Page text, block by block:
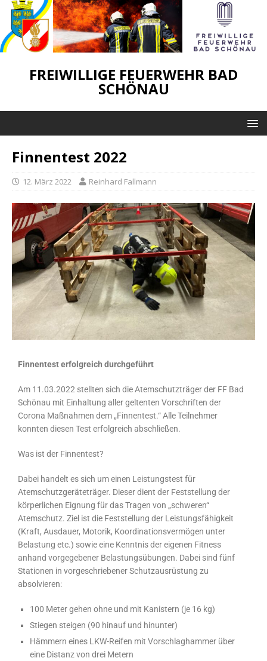
FREIWILLIGE FEUERWEHR BAD
SCHÖNAU
Finnentest 2022
12. März 2022 Reinhard Fallmann
Finnentest erfolgreich durchgeführt
Am 11.03.2022 stellten sich die Atemschutzträger der FF Bad
Schönau mit Einhaltung aller geltenten Vorschriften der
Corona Maßnahmen dem „Finnentest.“ Alle Teilnehmer
konnten diesen Test erfolgreich abschließen.
Was ist der Finnentest?
Dabei handelt es sich um einen Leistungstest für
Atemschutzgeräteträger. Dieser dient der Feststellung der
körperlichen Eignung für das Tragen von „schweren“
Atemschutz. Ziel ist die Feststellung der Leistungsfähigkeit
(Kraft, Ausdauer, Motorik, Koordinationsvermögen unter
Belastung etc.) sowie eine Kenntnis der eigenen Fitness
anhand vorgegebener Belastungsübungen. Dabei sind fünf
Stationen in vorgeschriebener Schutzausrüstung zu
absolvieren:
100 Meter gehen ohne und mit Kanistern (je 16 kg)
Stiegen steigen (90 hinauf und hinunter)
Hämmern eines LKW-Reifen mit Vorschlaghammer über
eine Distanz von drei Metern